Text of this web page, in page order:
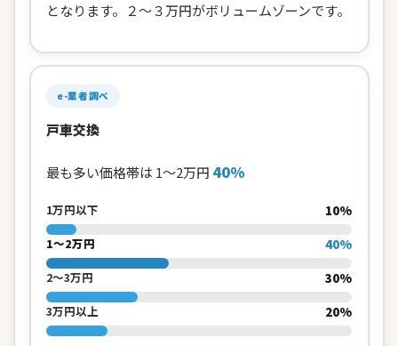
となります。２～３万円がボリュームゾーンです。
e-業者調べ
戸車交換
最も多い価格帯は 1〜2万円 40%
1万円以下 10%
1〜2万円 40%
2〜3万円 30%
3万円以上 20%